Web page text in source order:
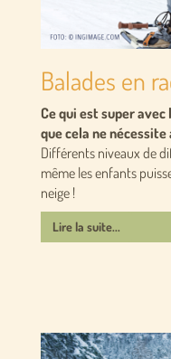
Balades en
Ce qui est super avec
que cela ne
Différents niveaux de
même les enfants
neige !
Lire la suite...